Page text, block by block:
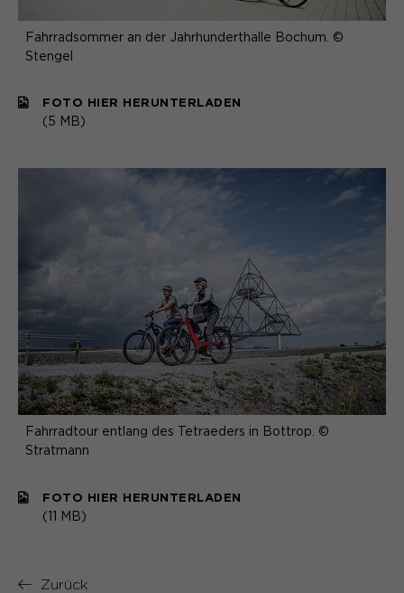
Fahrradsommer an der Jahrhunderthalle Bochum. ©
Stengel
FOTO HIER HERUNTERLADEN
(5 MB)
Fahrradtour entlang des Tetraeders in Bottrop. ©
Stratmann
FOTO HIER HERUNTERLADEN
(11 MB)
Zurück